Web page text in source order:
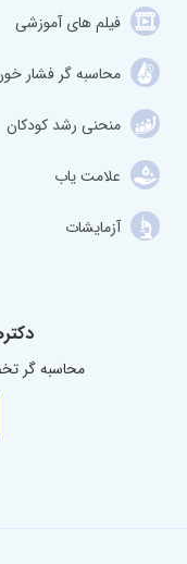
فیلم های آموزشی
محاسبه گر فشار
منحنی رشد کودکان
علامت یاب
آزمایشات
محاسبه گر